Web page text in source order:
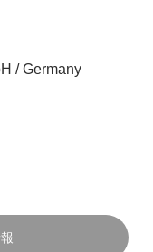
/ Germany